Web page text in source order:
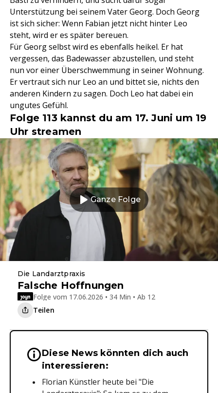
Unterstützung bei seinem Vater Georg. Doch Georg
ist sich sicher: Wenn Fabian jetzt nicht hinter Leo
steht, wird er es später bereuen.
Für Georg selbst wird es ebenfalls heikel. Er hat
vergessen, das Badewasser abzustellen, und steht
nun vor einer Überschwemmung in seiner Wohnung.
Er vertraut sich nur Leo an und bittet sie, nichts den
anderen Kindern zu sagen. Doch Leo hat dabei ein
ungutes Gefühl.
Folge 113 kannst du am 17. Juni um 19
Uhr streamen
Ganze Folge
Die Landarztpraxis
Falsche Hoffnungen
Folge vom 17.06.2026 • 34 Min • Ab 12
Teilen
Wichtige Hinweise &
Diese News könnten dich auch
interessieren:
Florian Künstler heute bei "Die